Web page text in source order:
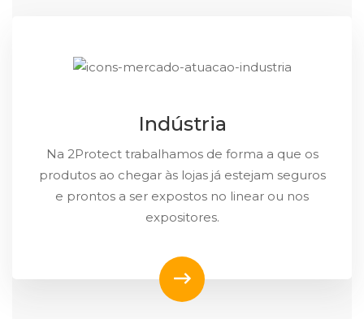
Indústria
Na 2Protect trabalhamos de forma a que os
produtos ao chegar às lojas já estejam seguros
e prontos a ser expostos no linear ou nos
expositores.